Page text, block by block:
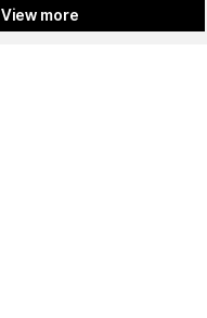
View more